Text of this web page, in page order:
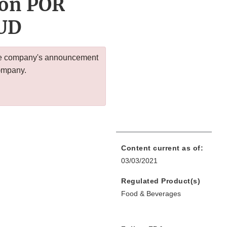
POR
company's announcement
Content current as of:
03/03/2021
Regulated Product(s)
Food & Beverages